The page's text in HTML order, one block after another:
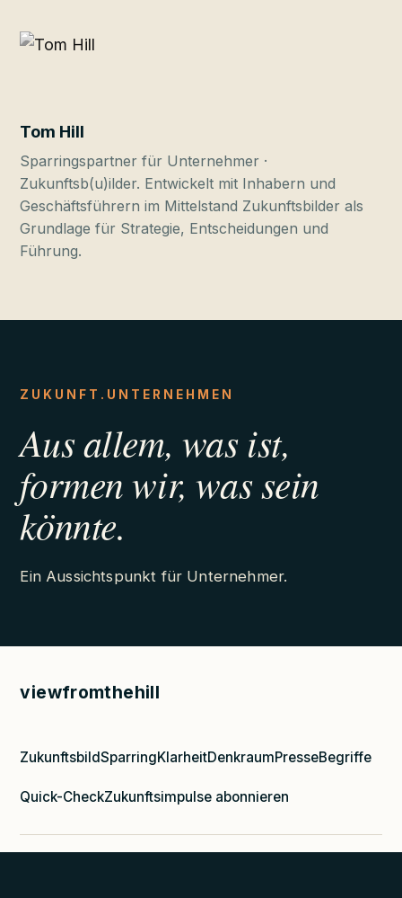
Tom Hill
Sparringspartner für Unternehmer ·
Zukunftsb(u)ilder. Entwickelt mit Inhabern und
Geschäftsführern im Mittelstand Zukunftsbilder als
Grundlage für Strategie, Entscheidungen und
Führung.
ZUKUNFT.UNTERNEHMEN
Aus allem, was ist,
formen wir, was sein
könnte.
Ein Aussichtspunkt für Unternehmer.
viewfromthehill
ZukunftsbildSparringKlarheitDenkraumPresseBegriffe
Quick-CheckZukunftsimpulse abonnieren